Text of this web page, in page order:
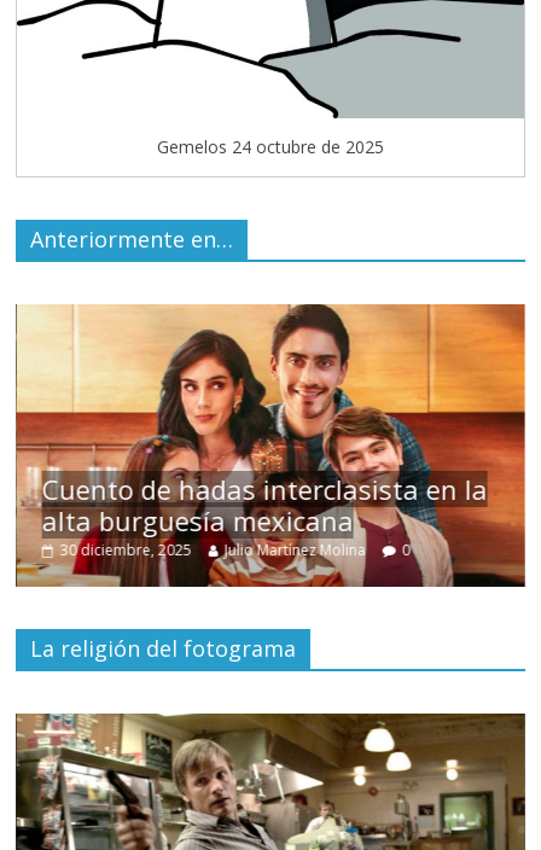
Gemelos 24 octubre de 2025
Anteriormente en…
Cuento de hadas interclasista en la
alta burguesía mexicana
30 diciembre, 2025 Julio Martínez Molina 0
La religión del fotograma